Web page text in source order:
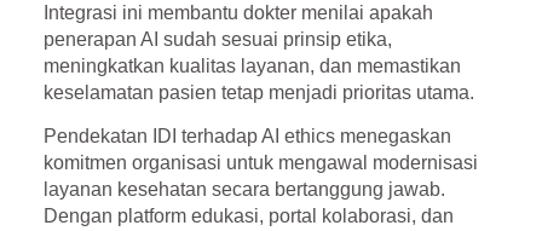
Integrasi ini membantu dokter menilai apakah
penerapan AI sudah sesuai prinsip etika,
meningkatkan kualitas layanan, dan memastikan
keselamatan pasien tetap menjadi prioritas utama.
Pendekatan IDI terhadap AI ethics menegaskan
komitmen organisasi untuk mengawal modernisasi
layanan kesehatan secara bertanggung jawab.
Dengan platform edukasi, portal kolaborasi, dan